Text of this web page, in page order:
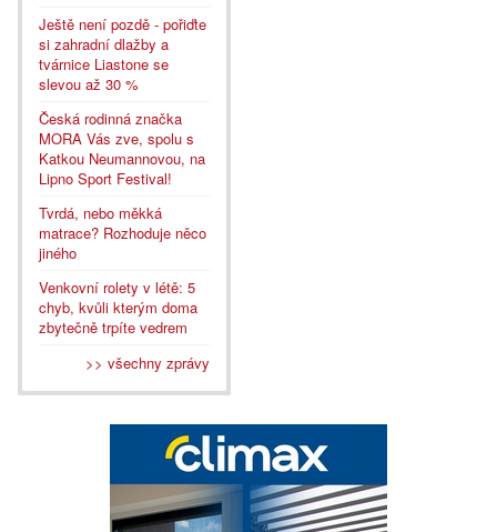
Ještě není pozdě - pořiďte
si zahradní dlažby a
tvárnice Liastone se
slevou až 30 %
Česká rodinná značka
MORA Vás zve, spolu s
Katkou Neumannovou, na
Lipno Sport Festival!
Tvrdá, nebo měkká
matrace? Rozhoduje něco
jiného
Venkovní rolety v létě: 5
chyb, kvůli kterým doma
zbytečně trpíte vedrem
>> všechny zprávy